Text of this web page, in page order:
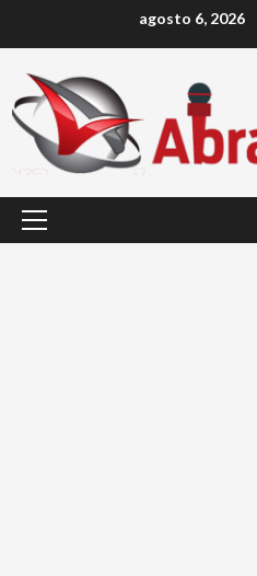
agosto 6, 2026
Menú